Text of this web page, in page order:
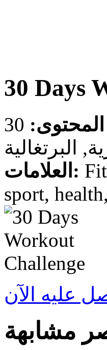
30 Days
المحتوى:
البرتغالية
العلامات:
sport,
عليه الآن
مشابهة